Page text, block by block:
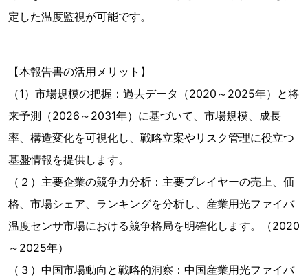
定した温度監視が可能です。
【本報告書の活用メリット】
（1）市場規模の把握：過去データ（2020～2025年）と将
来予測（2026～2031年）に基づいて、市場規模、成長
率、構造変化を可視化し、戦略立案やリスク管理に役立つ
基盤情報を提供します。
（２）主要企業の競争力分析：主要プレイヤーの売上、価
格、市場シェア、ランキングを分析し、産業用光ファイバ
温度センサ市場における競争格局を明確化します。（2020
～2025年）
（３）中国市場動向と戦略的洞察：中国産業用光ファイバ